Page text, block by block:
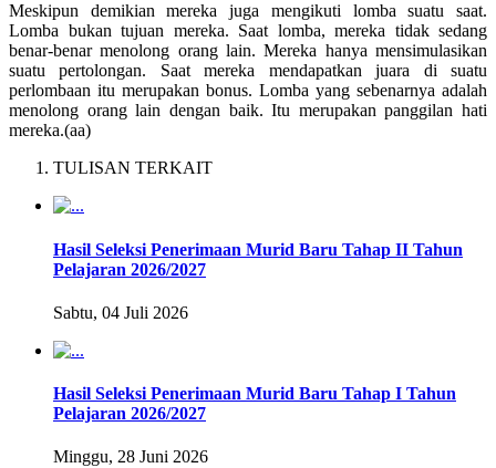
Meskipun demikian mereka juga mengikuti lomba suatu saat.
Lomba bukan tujuan mereka. Saat lomba, mereka tidak sedang
benar-benar menolong orang lain. Mereka hanya mensimulasikan
suatu pertolongan. Saat mereka mendapatkan juara di suatu
perlombaan itu merupakan bonus. Lomba yang sebenarnya adalah
menolong orang lain dengan baik. Itu merupakan panggilan hati
mereka.(aa)
TULISAN TERKAIT
Hasil Seleksi Penerimaan Murid Baru Tahap II Tahun
Pelajaran 2026/2027
Sabtu, 04 Juli 2026
Hasil Seleksi Penerimaan Murid Baru Tahap I Tahun
Pelajaran 2026/2027
Minggu, 28 Juni 2026